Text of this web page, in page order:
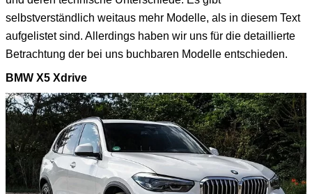
selbstverständlich weitaus mehr Modelle, als in diesem Text
aufgelistet sind. Allerdings haben wir uns für die detaillierte
Betrachtung der bei uns buchbaren Modelle entschieden.
BMW X5 Xdrive